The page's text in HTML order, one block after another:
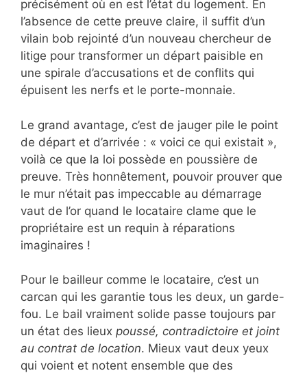
précisément où en est l’état du logement. En
l’absence de cette preuve claire, il suffit d’un
vilain bob rejointé d’un nouveau chercheur de
litige pour transformer un départ paisible en
une spirale d’accusations et de conflits qui
épuisent les nerfs et le porte-monnaie.
Le grand avantage, c’est de jauger pile le point
de départ et d’arrivée : « voici ce qui existait »,
voilà ce que la loi possède en poussière de
preuve. Très honnêtement, pouvoir prouver que
le mur n’était pas impeccable au démarrage
vaut de l’or quand le locataire clame que le
propriétaire est un requin à réparations
imaginaires !
Pour le bailleur comme le locataire, c’est un
carcan qui les garantie tous les deux, un garde-
fou. Le bail vraiment solide passe toujours par
un état des lieux poussé, contradictoire et joint
au contrat de location. Mieux vaut deux yeux
qui voient et notent ensemble que des